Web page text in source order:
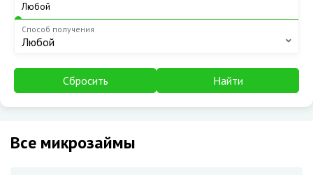
Способ получения
Любой
Сбросить Найти
Все микрозаймы